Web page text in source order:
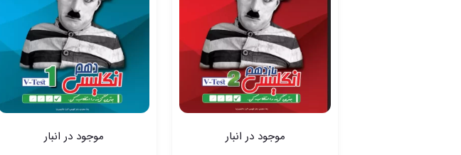
موجود در انبار موجود در انبار